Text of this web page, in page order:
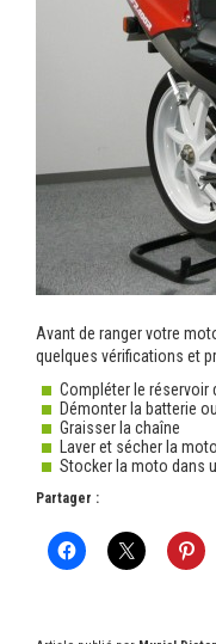
Avant de ranger votre
quelques vérifications et
Compléter le réservoir
Démonter la batterie
Graisser la chaîne
Laver et sécher la
Stocker la moto dans
Partager :